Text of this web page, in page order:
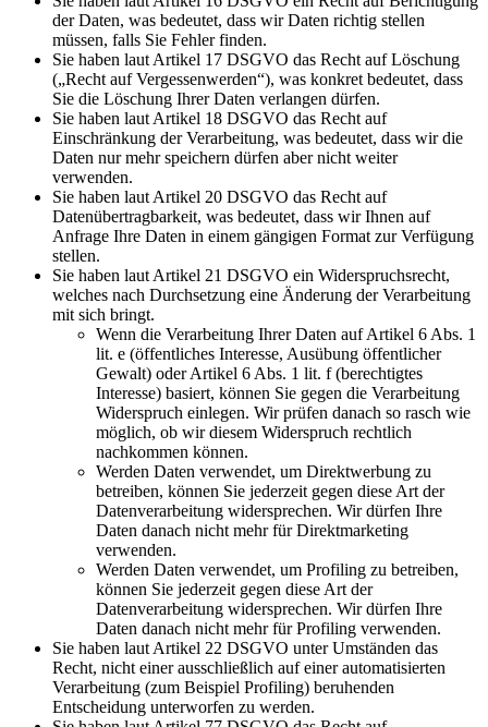
der Daten, was bedeutet, dass wir Daten richtig stellen
müssen, falls Sie Fehler finden.
Sie haben laut Artikel 17 DSGVO das Recht auf Löschung
(„Recht auf Vergessenwerden“), was konkret bedeutet, dass
Sie die Löschung Ihrer Daten verlangen dürfen.
Sie haben laut Artikel 18 DSGVO das Recht auf
Einschränkung der Verarbeitung, was bedeutet, dass wir die
Daten nur mehr speichern dürfen aber nicht weiter
verwenden.
Sie haben laut Artikel 20 DSGVO das Recht auf
Datenübertragbarkeit, was bedeutet, dass wir Ihnen auf
Anfrage Ihre Daten in einem gängigen Format zur Verfügung
stellen.
Sie haben laut Artikel 21 DSGVO ein Widerspruchsrecht,
welches nach Durchsetzung eine Änderung der Verarbeitung
mit sich bringt.
Wenn die Verarbeitung Ihrer Daten auf Artikel 6 Abs. 1
lit. e (öffentliches Interesse, Ausübung öffentlicher
Gewalt) oder Artikel 6 Abs. 1 lit. f (berechtigtes
Interesse) basiert, können Sie gegen die Verarbeitung
Widerspruch einlegen. Wir prüfen danach so rasch wie
möglich, ob wir diesem Widerspruch rechtlich
nachkommen können.
Werden Daten verwendet, um Direktwerbung zu
betreiben, können Sie jederzeit gegen diese Art der
Datenverarbeitung widersprechen. Wir dürfen Ihre
Daten danach nicht mehr für Direktmarketing
verwenden.
Werden Daten verwendet, um Profiling zu betreiben,
können Sie jederzeit gegen diese Art der
Datenverarbeitung widersprechen. Wir dürfen Ihre
Daten danach nicht mehr für Profiling verwenden.
Sie haben laut Artikel 22 DSGVO unter Umständen das
Recht, nicht einer ausschließlich auf einer automatisierten
Verarbeitung (zum Beispiel Profiling) beruhenden
Entscheidung unterworfen zu werden.